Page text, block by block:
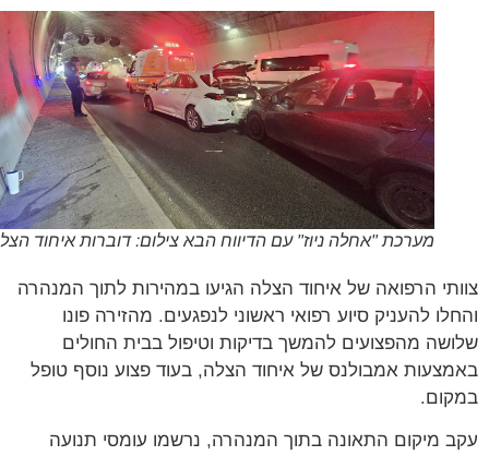
מערכת "אחלה ניוז" עם הדיווח הבא צילום: דוברות איחוד הצלה
הרפואה של איחוד הצלה הגיעו במהירות לתוך המנהרה
להעניק סיוע רפואי ראשוני לנפגעים. מהזירה פונו
מהפצועים להמשך בדיקות וטיפול בבית החולים
אמבולנס של איחוד הצלה, בעוד פצוע נוסף טופל
מיקום התאונה בתוך המנהרה, נרשמו עומסי תנועה